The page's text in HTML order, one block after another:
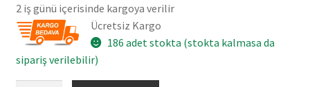
2 iş günü içerisinde kargoya verilir
Ücretsiz Kargo
186 adet stokta (stokta kalmasa da
sipariş verilebilir)